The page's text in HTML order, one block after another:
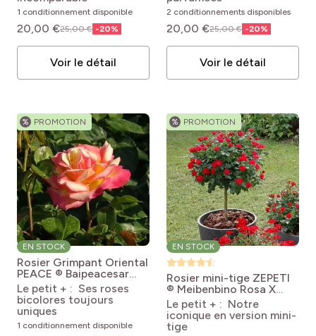
L'intérieur (1)
1 conditionnement disponible
20,00 €25,00 € -20%
Voir le détail
2 conditionnements disponibles
20,00 €25,00 € -20%
Voir le détail
% PROMOTION
EN STOCK
Rosier Grimpant Oriental
PEACE ® Baipeacesar
Rosa 'Baipeacesar' GPT
ORIENTAL PEACE®
Le petit + : Ses roses
bicolores toujours
uniques
1 conditionnement disponible
% PROMOTION
EN STOCK
Rosier mini-tige ZEPETI
® Meibenbino Rosa X
hybrida ZEPETI ®
Meibenbino
Le petit + : Notre
iconique en version mini-
tige